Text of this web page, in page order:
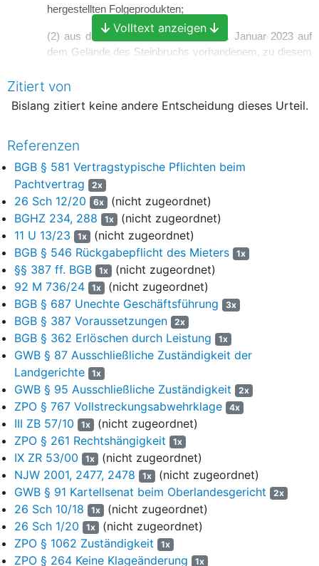
hergestellten Folgeprodukten;
(2) aus dem Verkauf von bis zum 31. Januar 2023 auf
dem Gelände des Steinbruchs vorhandenem, zu diesem
Gesteinsmaterial sowie daraus anschließend
hergestellten Folgeprodukten;
Gelände des Steinbruchs angenommenem
anderen Gesteinsmaterialien) und daraus hergestellten
Folgeprodukten ab dem 1. Oktober 2023;
(4) aus dem Verkauf von Steinerde und anderen, nicht in
vorstehende Kategorien fallenden Produkten;
(5) aus der Unterverpachtung der Asphaltmischanlage;
(6) aus etwaigen sonstigen, nicht in vorstehenden
Umsätzen enthaltenen Leistungen der Antragsgegnerin;
bb) wie sich der mitgeteilte Umsatz im Zeitraum vom 1.
Februar 2023 bis zum 30. September 2023 im Einzelnen
zusammensetzt, insbesondere die Umsätze
(1) aus dem Verkauf von bis zum 31. Januar 2023 auf
dem Gelände des Steinbruchs vorhandenem, zu diesem
Zeitpunkt noch nicht im Vorbrecher gebrochenem
Gesteinsmaterial sowie daraus anschließend
hergestellten Folgeprodukten;
(2) aus dem Verkauf von bis zum 31. Januar 2023 auf
dem Gelände des Steinbruchs vorhandenem, zu diesem
Zeitpunkt bereits im Vorbrecher weiterverarbeitetem
Gesteinsmaterial sowie daraus anschließend
hergestellten Folgeprodukten;
Volltext anzeigen
Zitiert von
Bislang zitiert keine andere Entscheidung dieses Urteil.
Referenzen
BGB § 581 Vertragstypische Pflichten beim
Pachtvertrag
2x
26 Sch 12/20 6x (nicht zugeordnet)
BGHZ 234, 288
1x (nicht zugeordnet)
11 U 13/23
1x (nicht zugeordnet)
BGB § 546 Rückgabepflicht des Mieters
1x
§§ 387 ff. BGB 1x (nicht zugeordnet)
92 M 736/24
1x (nicht zugeordnet)
BGB § 687 Unechte Geschäftsführung
3x
BGB § 387 Voraussetzungen 2x
BGB § 362 Erlöschen durch Leistung 1x
GWB § 87 Ausschließliche Zuständigkeit der
Landgerichte
1x
GWB § 95 Ausschließliche Zuständigkeit 2x
ZPO § 767 Vollstreckungsabwehrklage 4x
III ZB 57/10 1x (nicht zugeordnet)
ZPO § 261 Rechtshängigkeit
1x
IX ZR 53/00 1x (nicht zugeordnet)
NJW 2001, 2477, 2478
1x (nicht zugeordnet)
GWB § 91 Kartellsenat beim Oberlandesgericht
2x
26 Sch 10/18 1x (nicht zugeordnet)
26 Sch 1/20
1x (nicht zugeordnet)
ZPO § 1062 Zuständigkeit
1x
ZPO § 264 Keine Klageänderung 1x